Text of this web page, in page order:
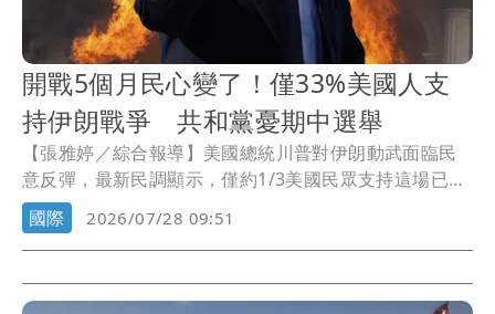
開戰5個月民心變了！僅33%美國人支
持伊朗戰爭 共和黨憂期中選舉
【張雅婷／綜合報導】美國總統川普對伊朗動武面臨民
意反彈，最新民調顯示，僅約1/3美國民眾支持這場已持
續5個月的戰事，創開戰以來新低，更有近7成受訪者認
為，川普政府未清楚說明軍事介入伊朗的目標；這種對
戰爭不滿的情緒，可能進一步衝擊共和黨11月期中選舉
布局。
國際 2026/07/28 09:51